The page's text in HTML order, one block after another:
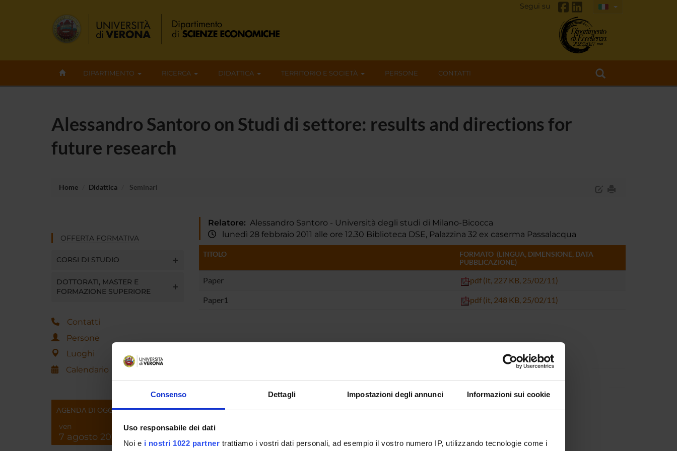
Consenso Dettagli Impostazioni degli annunci Informazioni sui cookie
Uso responsabile dei dati
Noi e i nostri 1022 partner trattiamo i vostri dati personali, ad esempio il vostro numero IP, utilizzando tecnologie come i
Segui su
DIPARTIMENTO RICERCA DIDATTICA TERRITORIO E SOCIETÀ PERSONE CONTATTI
Alessandro Santoro on Studi di settore: results and directions for
future research
Home Didattica Seminari
OFFERTA FORMATIVA
CORSI DI STUDIO
DOTTORATI, MASTER E
FORMAZIONE SUPERIORE
Contatti
Persone
Luoghi
Calendario
AGENDA DI OGGI
ven
7 agosto 2026
Relatore: Alessandro Santoro - Università degli studi di Milano-Bicocca
lunedì 28 febbraio 2011 alle ore 12.30 Biblioteca DSE, Palazzina 32 ex caserma Passalacqua
TITOLO
FORMATO (LINGUA, DIMENSIONE, DATA
PUBBLICAZIONE)
Paper pdf (it, 227 KB, 25/02/11)
Paper1 pdf (it, 248 KB, 25/02/11)
31 dicembre 2010